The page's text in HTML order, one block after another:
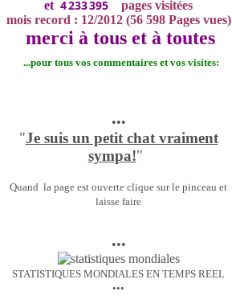
et 4 233 395
pages visitées
mois record : 12/2012 (56 598 Pages vues)
merci à tous et à toutes
...pour tous vos commentaires et vos visites:
•••
"Je suis un petit chat vraiment
sympa!"
Quand la page est ouverte clique sur le pinceau et
laisse faire
•••
STATISTIQUES MONDIALES EN TEMPS REEL
•••